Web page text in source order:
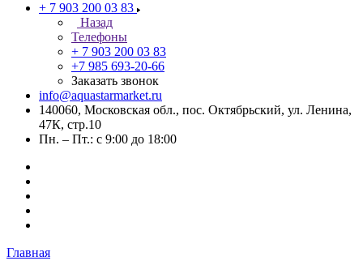
+ 7 903 200 03 83
Назад
Телефоны
+ 7 903 200 03 83
+7 985 693-20-66
Заказать звонок
info@aquastarmarket.ru
140060, Московская обл., пос. Октябрьский, ул. Ленина,
47К, стр.10
Пн. – Пт.: с 9:00 до 18:00
Главная